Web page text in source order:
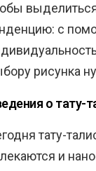
с
рисунка
о тату-
тату-
и